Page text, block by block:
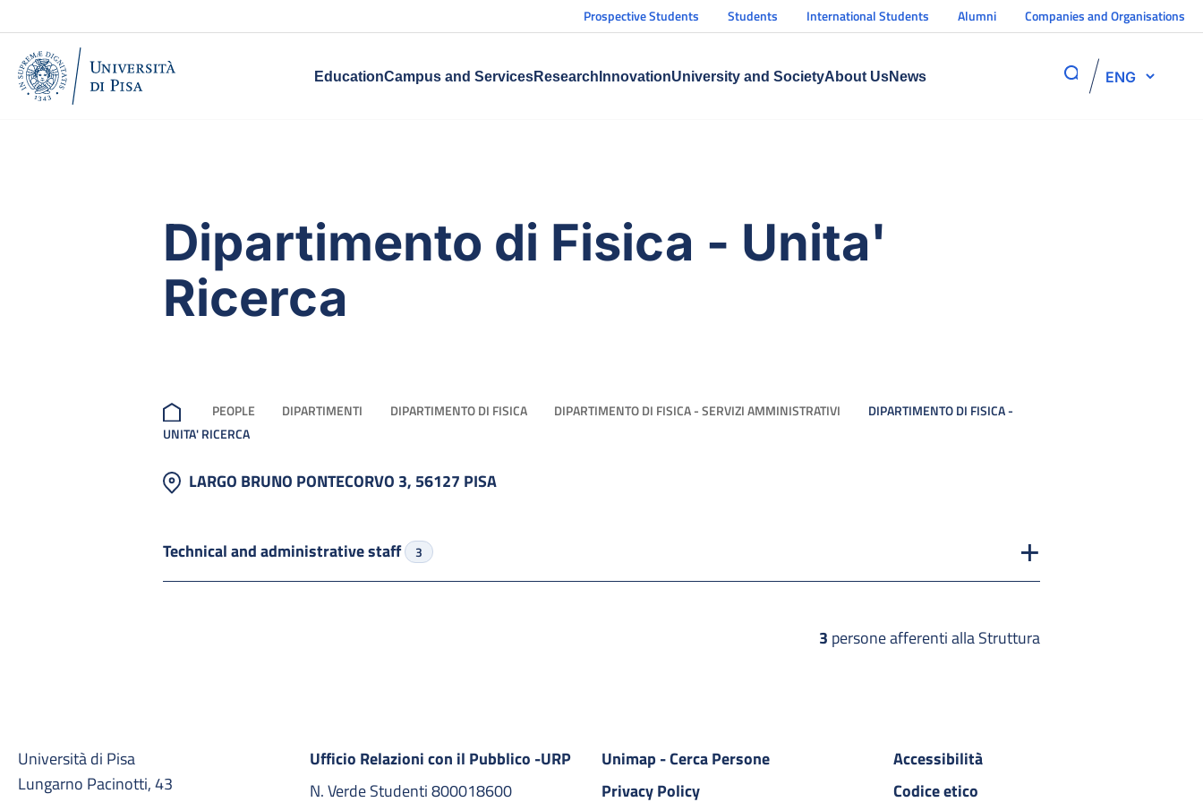
Prospective Students Students International Students Alumni Companies and Organisations
EducationCampus and ServicesResearch InnovationUniversity and SocietyAbout UsNews ENG
Dipartimento di Fisica - Unita'
Ricerca
PEOPLE DIPARTIMENTI DIPARTIMENTO DI FISICA DIPARTIMENTO DI FISICA - SERVIZI AMMINISTRATIVI
DIPARTIMENTO DI FISICA -
UNITA' RICERCA
LARGO BRUNO PONTECORVO 3, 56127 PISA
Technical and administrative staff 3
3 persone afferenti alla Struttura
Università di Pisa
Lungarno Pacinotti, 43
Ufficio Relazioni con il Pubblico -URP
N. Verde Studenti 800018600​
Unimap - Cerca Persone
Privacy Policy
Accessibilità
Codice etico